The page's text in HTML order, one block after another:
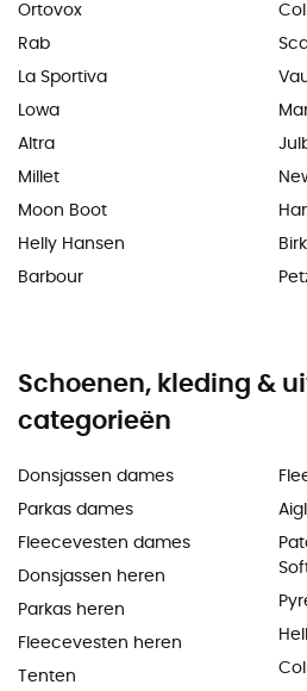
Ortovox
Rab
La Sportiva
Lowa
Altra
Millet
Moon Boot
Helly Hansen
Barbour
Schoenen, kleding &
categorieën
Donsjassen dames
Parkas dames
Fleecevesten dames
Donsjassen heren
Parkas heren
Fleecevesten heren
Tenten